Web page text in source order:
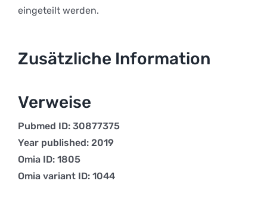
eingeteilt werden.
Zusätzliche Information
Verweise
Pubmed ID: 30877375
Year published: 2019
Omia ID: 1805
Omia variant ID: 1044